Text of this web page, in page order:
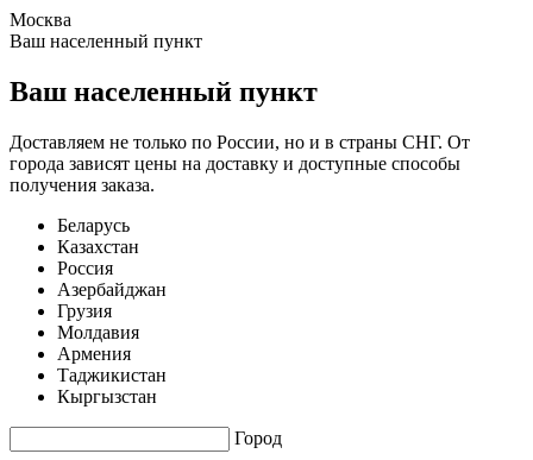
Москва
Ваш населенный пункт
Ваш населенный пункт
Доставляем не только по России, но и в страны СНГ. От
города зависят цены на доставку и доступные способы
получения заказа.
Беларусь
Казахстан
Россия
Азербайджан
Грузия
Молдавия
Армения
Таджикистан
Кыргызстан
Город